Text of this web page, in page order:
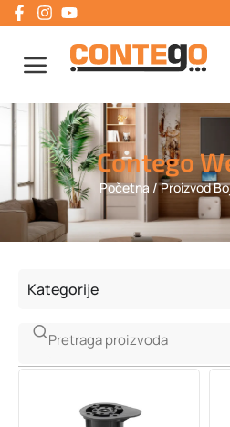
Contego
Početna / Proizvod
Kategorije